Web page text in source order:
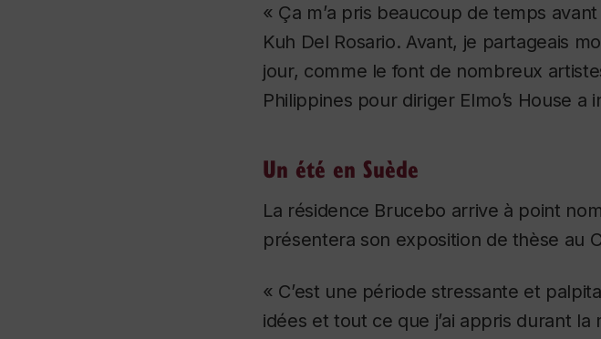
« Ça m’a pris beaucoup de temps
Kuh Del Rosario. Avant, je partageais
jour, comme le font de nombreux
Philippines pour diriger Elmo’s House
Un été en Suède
La résidence Brucebo arrive à point
présentera son exposition de thèse au
« C’est une période stressante et
idées et tout ce que j’ai appris durant